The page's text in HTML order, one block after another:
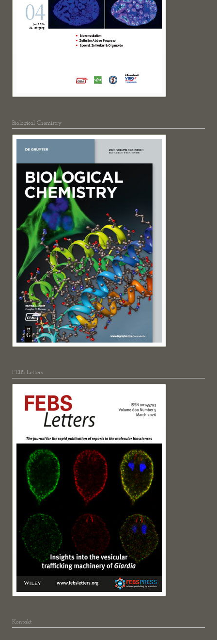
Biological Chemistry
FEBS Letters
Kontakt